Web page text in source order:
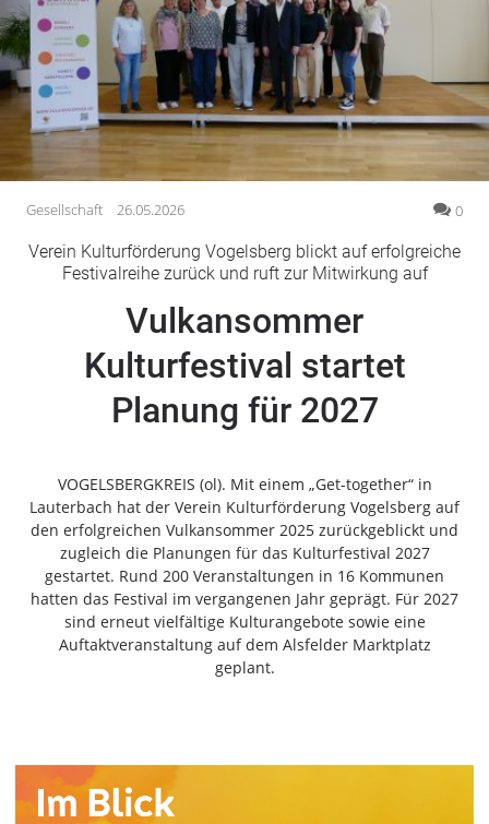
Gesundheit
Kultur
Lifestyle
Wirtschaft
Vogelsberg
Alsfeld
Lauterbach
Romrod
Homberg
Ohm
Schotten
Schlitz
Feldatal
Freiensteinau
Gemünden
Grebenau
Grebenhain
Herbstein
Kirtorf
Ulrichstein
Wartenberg
Gesellschaft 26.05.2026 0
Verein Kulturförderung Vogelsberg blickt auf erfolgreiche
Festivalreihe zurück und ruft zur Mitwirkung auf
Vulkansommer
Kulturfestival startet
Planung für 2027
VOGELSBERGKREIS (ol). Mit einem „Get-together“ in
Lauterbach hat der Verein Kulturförderung Vogelsberg auf
den erfolgreichen Vulkansommer 2025 zurückgeblickt und
zugleich die Planungen für das Kulturfestival 2027
gestartet. Rund 200 Veranstaltungen in 16 Kommunen
hatten das Festival im vergangenen Jahr geprägt. Für 2027
sind erneut vielfältige Kulturangebote sowie eine
Auftaktveranstaltung auf dem Alsfelder Marktplatz
geplant.